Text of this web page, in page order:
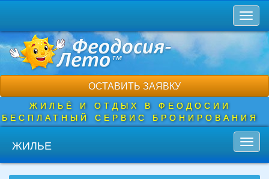
основному
содержанию
ОСТАВИТЬ ЗАЯВКУ
ЖИЛЬЁ И ОТДЫХ В ФЕОДОСИИ
БЕСПЛАТНЫЙ СЕРВИС БРОНИРОВАНИЯ
ЖИЛЬЕ